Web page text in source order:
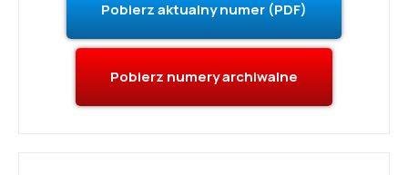
Pobierz aktualny numer (PDF)
Pobierz numery archiwalne